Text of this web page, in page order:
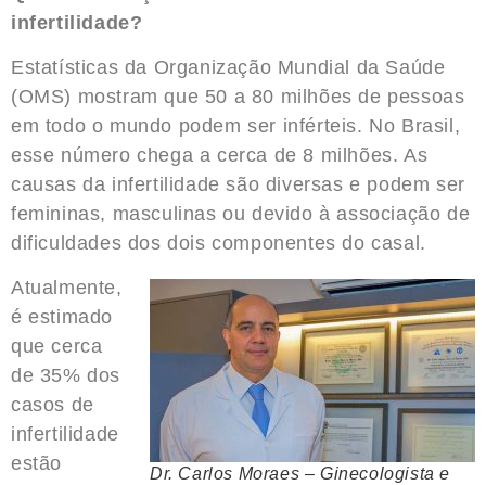
infertilidade?
Estatísticas da Organização Mundial da Saúde
(OMS) mostram que 50 a 80 milhões de pessoas
em todo o mundo podem ser inférteis. No Brasil,
esse número chega a cerca de 8 milhões. As
causas da infertilidade são diversas e podem ser
femininas, masculinas ou devido à associação de
dificuldades dos dois componentes do casal.
Dr. Carlos Moraes – Ginecologista e
Atualmente,
é estimado
que cerca
de 35% dos
casos de
infertilidade
estão